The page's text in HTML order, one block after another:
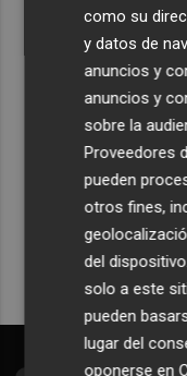
Recibe
Plaza
como su
y datos de
anuncios y
anuncios y
sobre la
Proveedores
pueden
otros fines,
del
solo a este
pueden
lugar del
oponerse en